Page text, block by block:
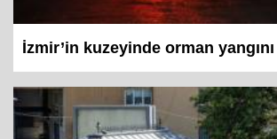
İzmir’in kuzeyinde orman yangını